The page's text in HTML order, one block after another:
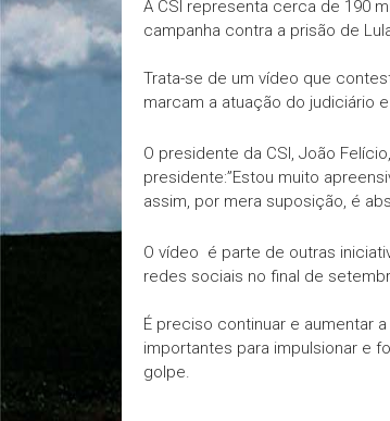
A CSI representa cerca de 190
campanha contra a prisão de
Trata-se de um vídeo que
marcam a atuação do judiciário
O presidente da CSI, João
presidente:”Estou muito
assim, por mera suposição, é
O vídeo é parte de outras
redes sociais no final de
É preciso continuar e aumentar
importantes para impulsionar e
golpe.